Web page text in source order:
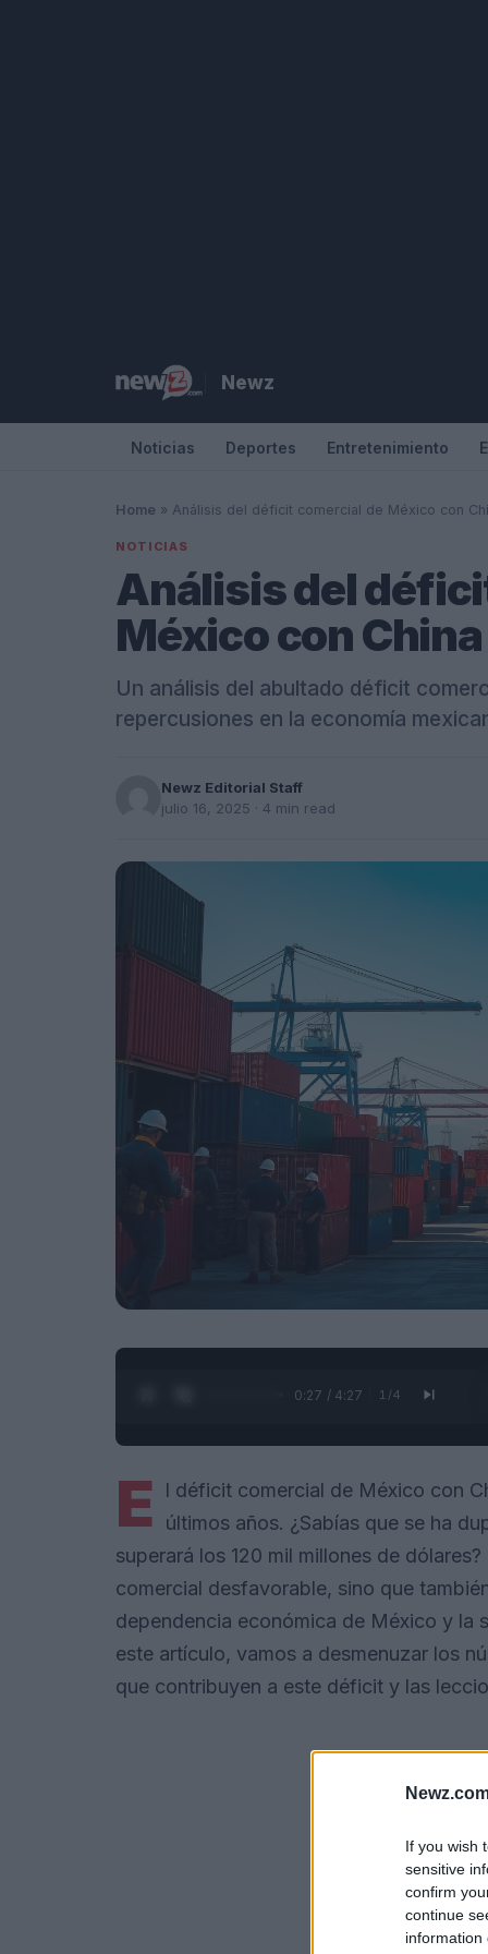
If you wish
sensitive
confirm
continue
information
Newz
Noticias Deportes Entretenimiento
Home » Análisis del déficit comercial de México con
NOTICIAS
Análisis del
México con
Un análisis del abultado déficit
repercusiones en la economía
Newz Editorial Staff
julio 16, 2025 · 4 min read
0:28 / 4:27 1 /4
E
l déficit comercial de México con
últimos años. ¿Sabías que se ha
superará los 120 mil millones de
comercial desfavorable, sino que
dependencia económica de México y la
este artículo, vamos a desmenuzar los
que contribuyen a este déficit y las